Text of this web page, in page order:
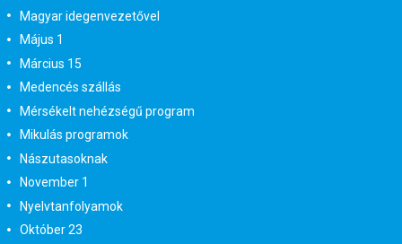
Magyar idegenvezetővel
Május 1
Március 15
Medencés szállás
Mérsékelt nehézségű program
Mikulás programok
Nászutasoknak
November 1
Nyelvtanfolyamok
Október 23